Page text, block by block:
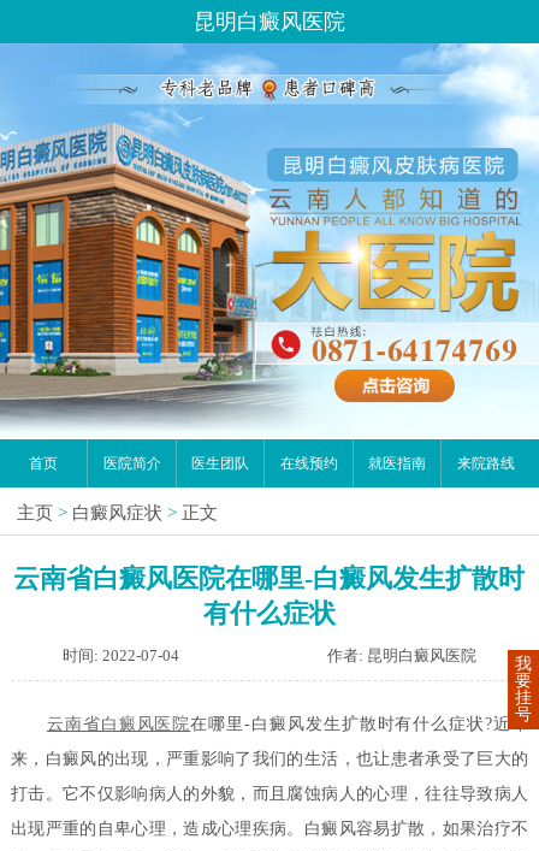
昆明白癜风医院
首页 医院简介 医生团队 在线预约 就医指南 来院路线
主页 > 白癜风症状 > 正文
云南省白癜风医院在哪里-白癜风发生扩散时
有什么症状
时间: 2022-07-04 作者: 昆明白癜风医院
云南省白癜风医院在哪里-白癜风发生扩散时有什么症状?近年
来，白癜风的出现，严重影响了我们的生活，也让患者承受了巨大的
打击。它不仅影响病人的外貌，而且腐蚀病人的心理，往往导致病人
出现严重的自卑心理，造成心理疾病。白癜风容易扩散，如果治疗不
我
要
挂
号